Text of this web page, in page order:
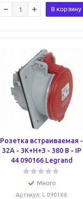
В корзину
Розетка встраиваемая -
32А - 3К+H+З - 380 В - IР
44 090166 Legrand
Много
Артикул: L 090166